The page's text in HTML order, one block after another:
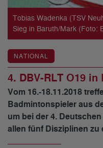
Tobias Wadenka (TSV
Sieg in Baruth/Mark (Foto:
NATIONAL
4. DBV-RLT O19
Vom 16.-18.11.2018
Badmintonspieler aus
um bei der 4.
allen fünf Disziplinen zu